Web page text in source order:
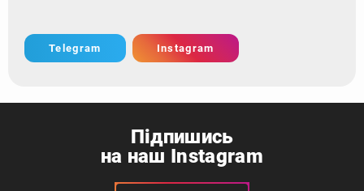
Telegram Instagram
Підпишись
на наш Instagram